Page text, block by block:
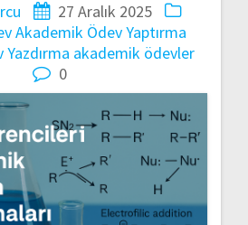
27 Aralık 2025
Akademik Ödev Yaptırma
akademik ödevler
0